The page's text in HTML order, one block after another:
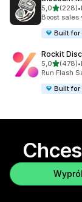
5,0na 5(228)
Łączna •
Boost sales
Built for
Rockit
5,0na 5(478)
Łączna •
Run Flash
Built for